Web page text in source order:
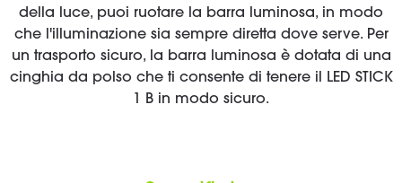
della luce, puoi ruotare la barra luminosa, in modo
che l'illuminazione sia sempre diretta dove serve. Per
un trasporto sicuro, la barra luminosa è dotata di una
cinghia da polso che ti consente di tenere il LED STICK
1 B in modo sicuro.